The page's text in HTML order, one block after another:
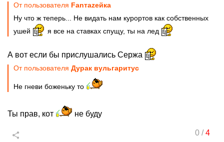
От пользователя Fanтаzeйкa
Ну что ж теперь... Не видать нам курортов как собственных
ушей
я все на ставках спущу, ты на лед
А вот если бы прислушались Сержа
От пользователя Дурак вульгаритус
Не гневи боженьку то
Ты прав, кот не буду
0/4